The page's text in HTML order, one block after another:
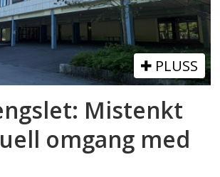
PLUSS
Mistenkt
omgang med